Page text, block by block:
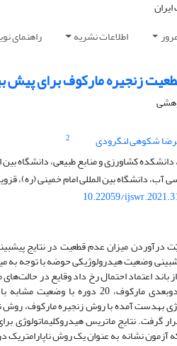
اطلاعات نشریه راهنمای
زنجیره مارکوف برای
شکوهی لنگرودی
2
کشاورزی و منابع طبیعی، دانشگاه بین
آب، دانشگاه بین المللی امام خمینی (ره)،
10.22059/
درآوردن میزان عدم قطعیت در نتایج
وضعیت هیدرولوژیکی حوضه با توجه به
از باند اعتماد احتمال رخ داد وقایع در
احتمال انتقال دوبعدی
به­دست آمده با روش زنجیره مارکوف، روش
گرفت. نتایج ماتریس هیدروکلیماتولوژی
آزمون نشانه به عنوان یک روش